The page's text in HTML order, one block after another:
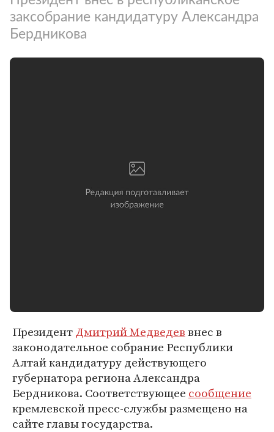
заксобрание кандидатуру Александра
Бердникова
ПрезидентДмитрий Медведеввнес в
законодательное собрание Республики
Алтай кандидатуру действующего
губернатора региона Александра
Бердникова. Соответствующее сообщение
кремлевской пресс-службы размещено на
сайте главы государства.